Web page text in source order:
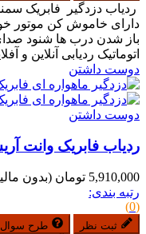
دارای خاموش کن موتور
باز شدن درب ها شنود
اتوماتیک ردیابی آنلاین و
دوست داشتن
دوست داشتن
ردیاب فابریک وانت
5,910,000 تومان
(بدون
رتبه بندی:
(0)
ثبت نظر طرح سوال